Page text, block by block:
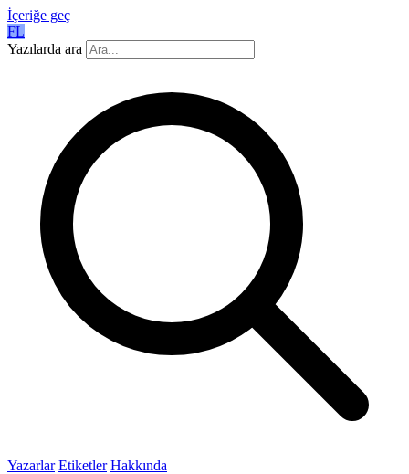
İçeriğe geç
FL
Yazılarda ara
Yazarlar Etiketler Hakkında